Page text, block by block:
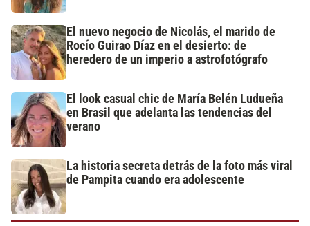
El nuevo negocio de Nicolás, el marido de
Rocío Guirao Díaz en el desierto: de
heredero de un imperio a astrofotógrafo
El look casual chic de María Belén Ludueña
en Brasil que adelanta las tendencias del
verano
La historia secreta detrás de la foto más viral
de Pampita cuando era adolescente